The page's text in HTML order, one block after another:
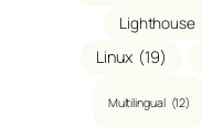
Lighthouse
Linux (19)
Multilingual (12)